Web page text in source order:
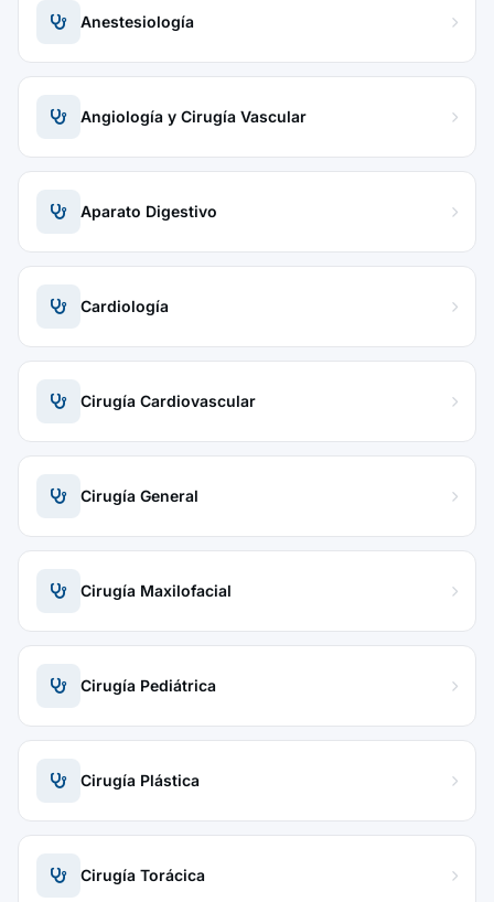
Anestesiología
Angiología y Cirugía Vascular
Aparato Digestivo
Cardiología
Cirugía Cardiovascular
Cirugía General
Cirugía Maxilofacial
Cirugía Pediátrica
Cirugía Plástica
Cirugía Torácica